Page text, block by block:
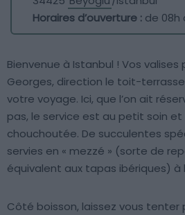
Horaires d’ouverture : de 08h
Bienvenue à Istanbul ! Vos valises
Georges, direction le toit-
votre voyage. Ici, que l’on ait
pas, le service est au petit soin
chouchoutée. De succulentes
servies en « mezzé » (sorte de
équivalent aux tapas ibériques) à
Côté boisson, laissez vous tenter